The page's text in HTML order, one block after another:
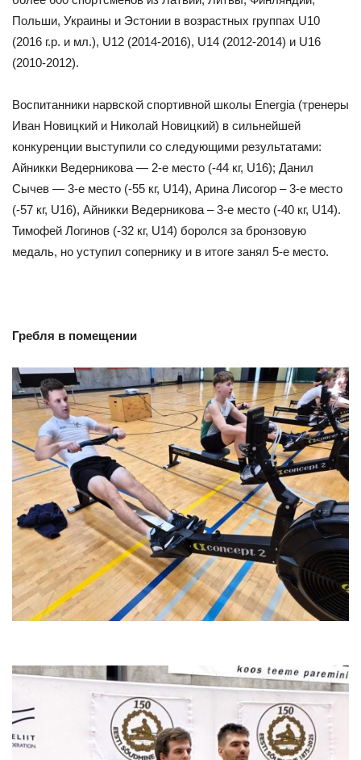
Польши, Украины и Эстонии в возрастных группах U10
(2016 г.р. и мл.), U12 (2014-2016), U14 (2012-2014) и U16
(2010-2012).
Воспитанники нарвской спортивной школы Energia (тренеры
Иван Новицкий и Николай Новицкий) в сильнейшей
конкуренции выступили со следующими результатами:
Айникки Ведерникова — 2-е место (-44 кг, U16); Данил
Сычев — 3-е место (-55 кг, U14), Арина Лисогор – 3-е место
(-57 кг, U16), Айникки Ведерникова – 3-е место (-40 кг, U14).
Тимофей Логинов (-32 кг, U14) боролся за бронзовую
медаль, но уступил сопернику и в итоге занял 5-е место.
Гребля в помещении